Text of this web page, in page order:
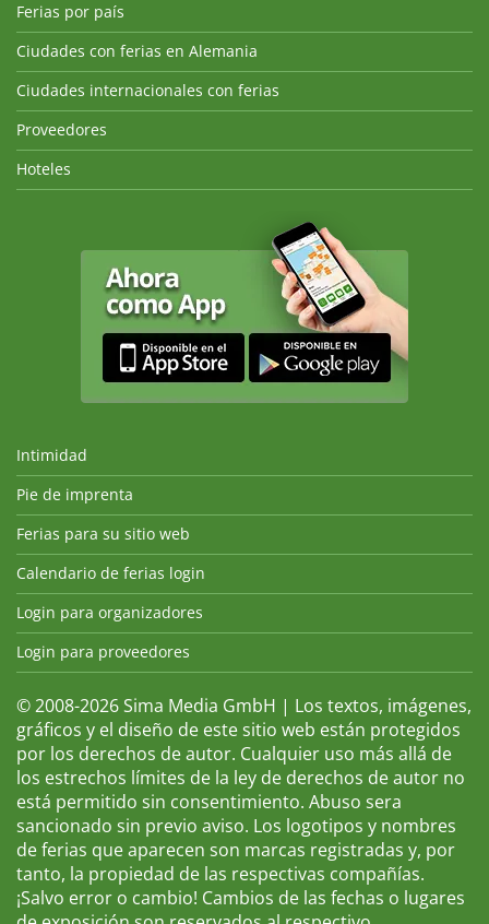
Ferias por país
Ciudades con ferias en Alemania
Ciudades internacionales con ferias
Proveedores
Hoteles
Intimidad
Pie de imprenta
Ferias para su sitio web
Calendario de ferias login
Login para organizadores
Login para proveedores
© 2008-2026 Sima Media GmbH | Los textos, imágenes,
gráficos y el diseño de este sitio web están protegidos
por los derechos de autor. Cualquier uso más allá de
los estrechos límites de la ley de derechos de autor no
está permitido sin consentimiento. Abuso sera
sancionado sin previo aviso. Los logotipos y nombres
de ferias que aparecen son marcas registradas y, por
tanto, la propiedad de las respectivas compañías.
¡Salvo error o cambio! Cambios de las fechas o lugares